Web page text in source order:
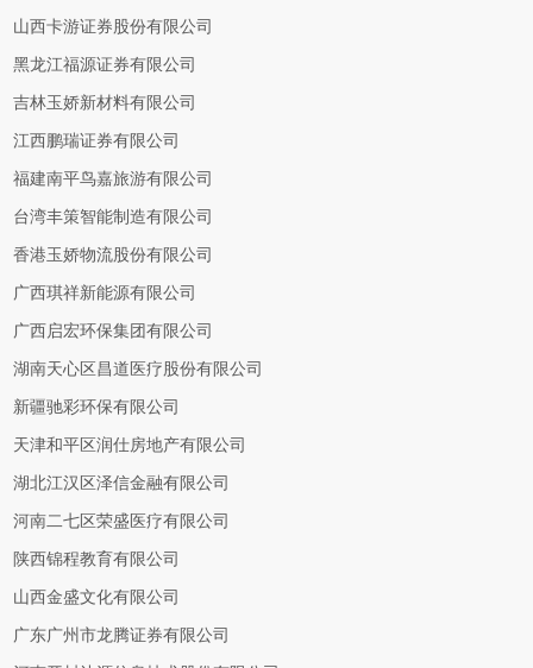
山西卡游证券股份有限公司
黑龙江福源证券有限公司
吉林玉娇新材料有限公司
江西鹏瑞证券有限公司
福建南平鸟嘉旅游有限公司
台湾丰策智能制造有限公司
香港玉娇物流股份有限公司
广西琪祥新能源有限公司
广西启宏环保集团有限公司
湖南天心区昌道医疗股份有限公司
新疆驰彩环保有限公司
天津和平区润仕房地产有限公司
湖北江汉区泽信金融有限公司
河南二七区荣盛医疗有限公司
陕西锦程教育有限公司
山西金盛文化有限公司
广东广州市龙腾证券有限公司